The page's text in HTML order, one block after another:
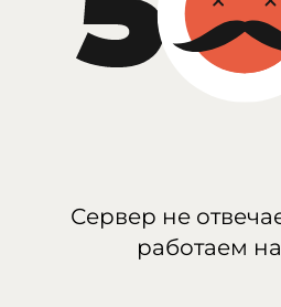
Сервер не
работаем